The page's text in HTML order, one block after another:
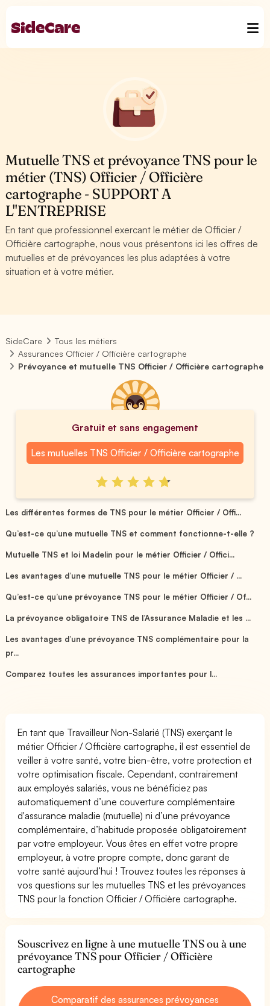
Mutuelle TNS et prévoyance TNS pour le
métier (TNS) Officier / Officière
cartographe - SUPPORT A
L''ENTREPRISE
En tant que professionnel exercant le métier de Officier /
Officière cartographe, nous vous présentons ici les offres de
mutuelles et de prévoyances les plus adaptées à votre
situation et à votre métier.
SideCare
Tous les métiers
Assurances Officier / Officière cartographe
Prévoyance et mutuelle TNS Officier / Officière cartographe
Gratuit et sans engagement
Les mutuelles TNS Officier / Officière cartographe
Les différentes formes de TNS pour le métier Officier / Offi...
Qu’est-ce qu’une mutuelle TNS et comment fonctionne-t-elle ?
Mutuelle TNS et loi Madelin pour le métier Officier / Offici...
Les avantages d’une mutuelle TNS pour le métier Officier / ...
Qu’est-ce qu’une prévoyance TNS pour le métier Officier / Of...
La prévoyance obligatoire TNS de l’Assurance Maladie et les ...
Les avantages d’une prévoyance TNS complémentaire pour la
pr...
Comparez toutes les assurances importantes pour l...
En tant que Travailleur Non-Salarié (TNS) exerçant le
métier Officier / Officière cartographe, il est essentiel de
veiller à votre santé, votre bien-être, votre protection et
votre optimisation fiscale. Cependant, contrairement
aux employés salariés, vous ne bénéficiez pas
automatiquement d’une couverture complémentaire
d'assurance maladie (mutuelle) ni d’une prévoyance
complémentaire, d’habitude proposée obligatoirement
par votre employeur. Vous êtes en effet votre propre
employeur, à votre propre compte, donc garant de
votre santé aujourd’hui ! Trouvez toutes les réponses à
vos questions sur les mutuelles TNS et les prévoyances
TNS pour la fonction Officier / Officière cartographe.
Souscrivez en ligne à une mutuelle TNS ou à une
prévoyance TNS pour Officier / Officière
cartographe
Comparatif des assurances prévoyances